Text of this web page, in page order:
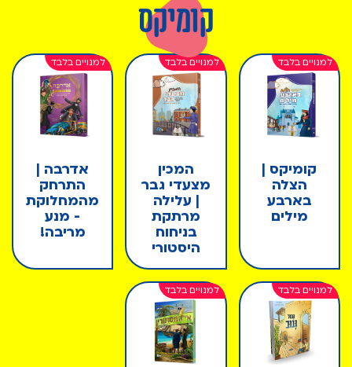
קומיקס
קומיקס |
הצלה
בארבע
מילים
המכין
מצעדי גבר
| עלילה
מרתקת
בניחוח
היסטורי
אדרבה |
התרחק
מהמחלוקת
- מנע
מריבה!